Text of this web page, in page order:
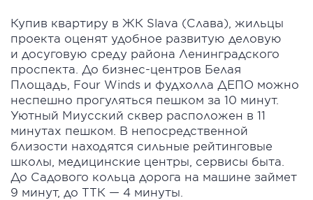
Купив квартиру в ЖК Slava (Слава), жильцы
проекта оценят удобное развитую деловую
и досуговую среду района Ленинградского
проспекта. До бизнес-центров Белая
Площадь, Four Winds и фудхолла ДЕПО можно
неспешно прогуляться пешком за 10 минут.
Уютный Миусский сквер расположен в 11
минутах пешком. В непосредственной
близости находятся сильные рейтинговые
школы, медицинские центры, сервисы быта.
До Садового кольца дорога на машине займет
9 минут, до ТТК — 4 минуты.